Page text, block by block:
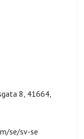
8, 41664,
se/sv-se